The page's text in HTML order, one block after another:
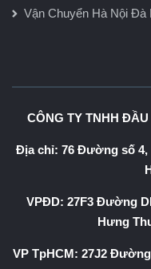
Vận Chuyển Hà Nội Đà
CÔNG TY TNHH
Địa chỉ: 76 Đường số 4,
VPĐD: 27F3 Đường
Hưng
VP TpHCM: 27J2